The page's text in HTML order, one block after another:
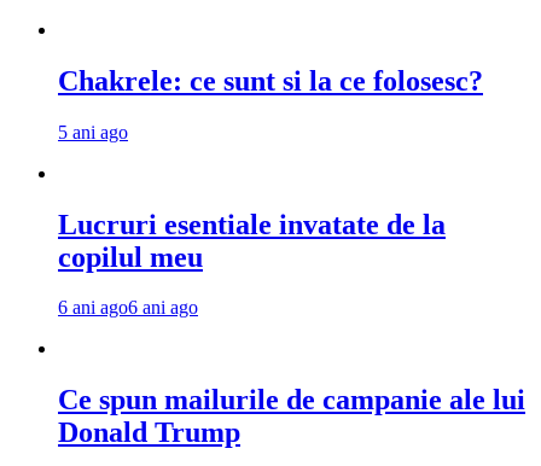
Chakrele: ce sunt si la ce folosesc?
5 ani ago
Lucruri esentiale invatate de la
copilul meu
6 ani ago6 ani ago
Ce spun mailurile de campanie ale lui
Donald Trump